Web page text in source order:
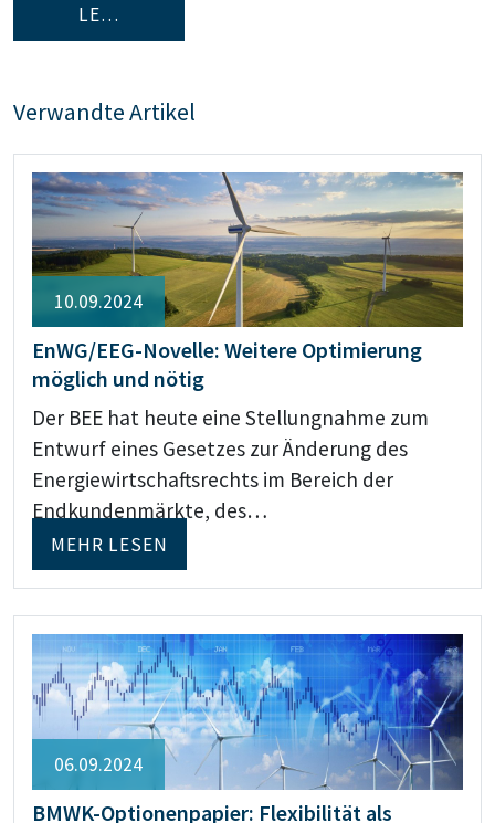
LE…
Verwandte Artikel
10.09.2024
EnWG/EEG-Novelle: Weitere Optimierung
möglich und nötig
Der BEE hat heute eine Stellungnahme zum
Entwurf eines Gesetzes zur Änderung des
Energiewirtschaftsrechts im Bereich der
Endkundenmärkte, des…
MEHR LESEN
06.09.2024
BMWK-Optionenpapier: Flexibilität als